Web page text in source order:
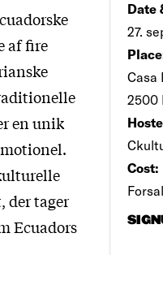
Date
27.
Casa
2500
Cost:
af fire
en unik
der tager
Ecuadors